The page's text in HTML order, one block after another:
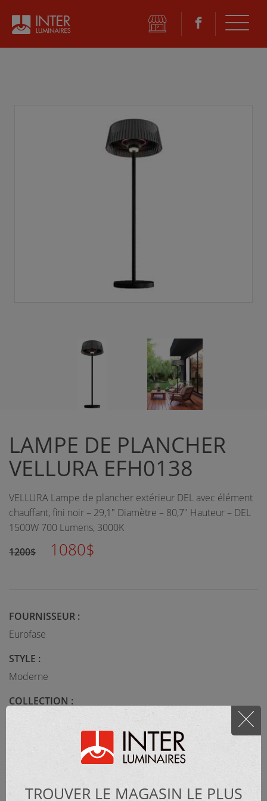
TROUVER LE MAGASIN LE PLUS
LAMPE DE PLANCHER
VELLURA EFH0138
VELLURA Lampe de plancher extérieur DEL avec élément
chauffant, fini noir – 29,1" Diamètre – 80,7" Hauteur – DEL
1500W 700 Lumens, 3000K
1200$
1080$
FOURNISSEUR :
Eurofase
STYLE :
Moderne
COLLECTION :
Métal
©2026 Inter Luminaires. Tous droits réservés. Conception Web :: Oktane